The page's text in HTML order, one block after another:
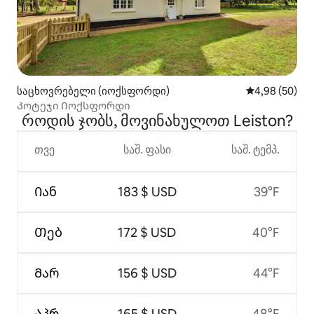
საცხოვრებელი (იოქსფორდი) საშუალო
4,98 (50)
Კოტეჯი Იოქსფორდი
როდის ჯობს, მოვინახულოთ Leiston?
თვე
Იან
Თებ
Მარ
საშ. ფასი
183 $ USD
172 $ USD
156 $ USD
საშ. ტემპ.
39°F
40°F
44°F